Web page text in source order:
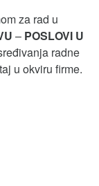
za rad u
– POSLOVI U
radne
u okviru firme.